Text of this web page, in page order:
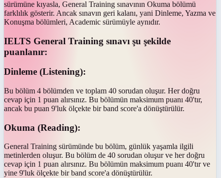
sürümüne kıyasla, General Training sınavının Okuma bölümü
farklılık gösterir. Ancak sınavın geri kalanı, yani Dinleme, Yazma ve
Konuşma bölümleri, Academic sürümüyle aynıdır.
IELTS General Training sınavı şu şekilde
puanlanır:
Dinleme (Listening):
Bu bölüm 4 bölümden ve toplam 40 sorudan oluşur. Her doğru
cevap için 1 puan alırsınız. Bu bölümün maksimum puanı 40'tır,
ancak bu puan 9'luk ölçekte bir band score'a dönüştürülür.
Okuma (Reading):
General Training sürümünde bu bölüm, günlük yaşamla ilgili
metinlerden oluşur. Bu bölüm de 40 sorudan oluşur ve her doğru
cevap için 1 puan alırsınız. Bu bölümün maksimum puanı 40'tır ve
yine 9'luk ölçekte bir band score'a dönüştürülür.